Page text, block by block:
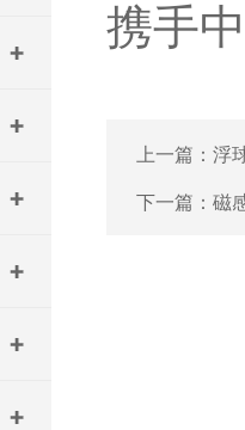
携手
上一篇： 浮
下一篇： 磁